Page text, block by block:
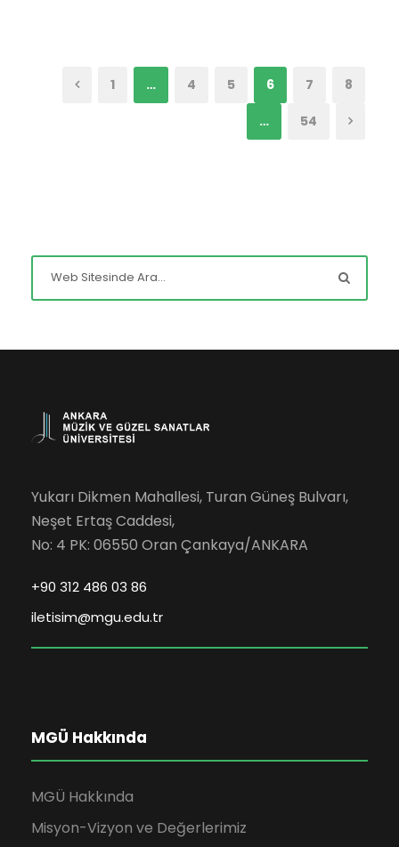
1 … 4 5 6 7 8
… 54
Yukarı Dikmen Mahallesi, Turan Güneş Bulvarı,
Neşet Ertaş Caddesi,
No: 4 PK: 06550 Oran Çankaya/ANKARA
+90 312 486 03 86
iletisim@mgu.edu.tr
MGÜ Hakkında
MGÜ Hakkında
Misyon-Vizyon ve Değerlerimiz